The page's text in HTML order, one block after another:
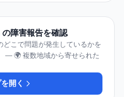
障害報告を確認
どこで問題が発生しているかを
— 🌍 複数地域から寄せられた
開く